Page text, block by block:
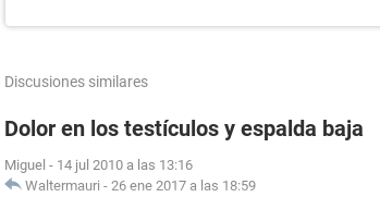
Discusiones similares
Dolor en los testículos y espalda baja
Miguel - 14 jul 2010 a las 13:16
Waltermauri - 26 ene 2017 a las 18:59